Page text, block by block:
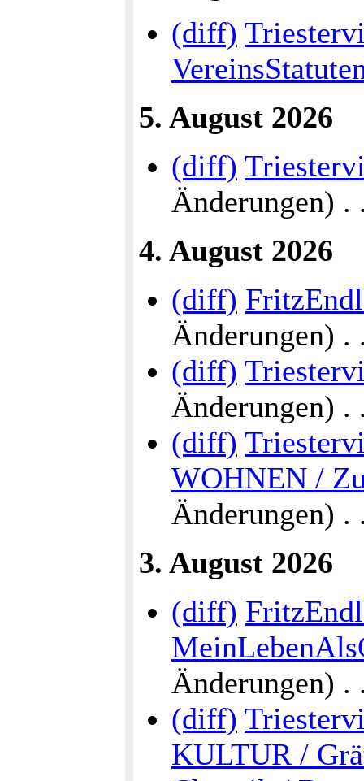
(diff)
5. August 2026
(diff)
Änderungen)
4. August 2026
(diff)
Änderungen)
(diff)
Änderungen)
(diff)
WOHNEN /
Änderungen)
3. August 2026
(diff)
Änderungen)
(diff)
KULTUR /